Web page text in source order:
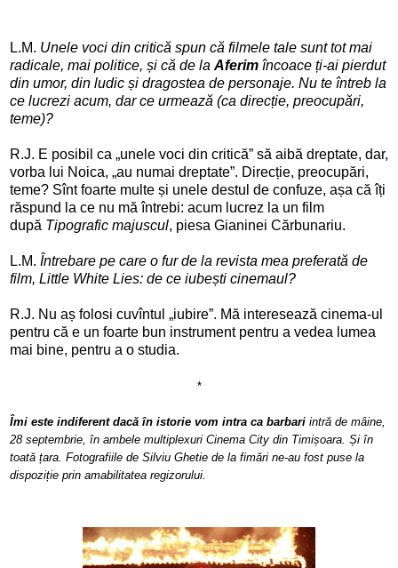
L.M. Unele voci din critică spun că filmele tale sunt tot mai
radicale, mai politice, și că de la Aferim încoace ți-ai pierdut
din umor, din ludic și dragostea de personaje. Nu te întreb la
ce lucrezi acum, dar ce urmează (ca direcție, preocupări,
teme)?
R.J. E posibil ca „unele voci din critică” să aibă dreptate, dar,
vorba lui Noica, „au numai dreptate”. Direcție, preocupări,
teme? Sînt foarte multe și unele destul de confuze, așa că îți
răspund la ce nu mă întrebi: acum lucrez la un film
după Tipografic majuscul, piesa Gianinei Cărbunariu.
L.M. Întrebare pe care o fur de la revista mea preferată de
film, Little White Lies: de ce iubești cinemaul?
R.J. Nu aș folosi cuvîntul „iubire”. Mă interesează cinema-ul
pentru că e un foarte bun instrument pentru a vedea lumea
mai bine, pentru a o studia.
*
Îmi este indiferent dacă în istorie vom intra ca barbari intră de mâine,
28 septembrie, în ambele multiplexuri Cinema City din Timișoara. Și în
toată țara. Fotografiile de Silviu Ghetie de la fimări ne-au fost puse la
dispoziție prin amabilitatea regizorului.